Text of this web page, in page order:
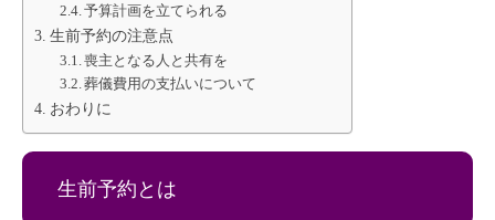
予算計画を立てられる
生前予約の注意点
喪主となる人と共有を
葬儀費用の支払いについて
おわりに
生前予約とは